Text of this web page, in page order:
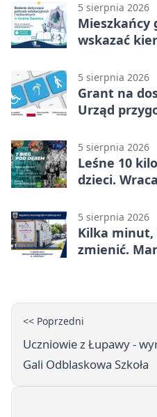
5 sierpnia 2026
Mieszkańcy
wskazać
5 sierpnia 2026
Grant na
Urząd
5 sierpnia 2026
Leśne 10
dzieci.
5 sierpnia 2026
Kilka
zmienić.
<< Poprzedni
Uczniowie z Łupawy -
Gali Odblaskowa Szkoła